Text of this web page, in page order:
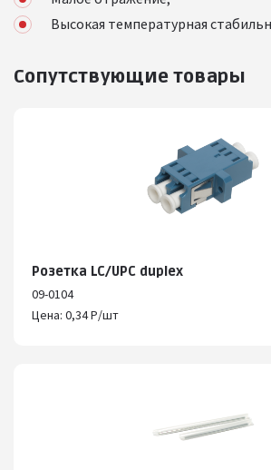
Высокая температурная
Сопутствующие товары
Розетка LC/UPC duplex
09-0104
Цена: 0,34 Р/шт